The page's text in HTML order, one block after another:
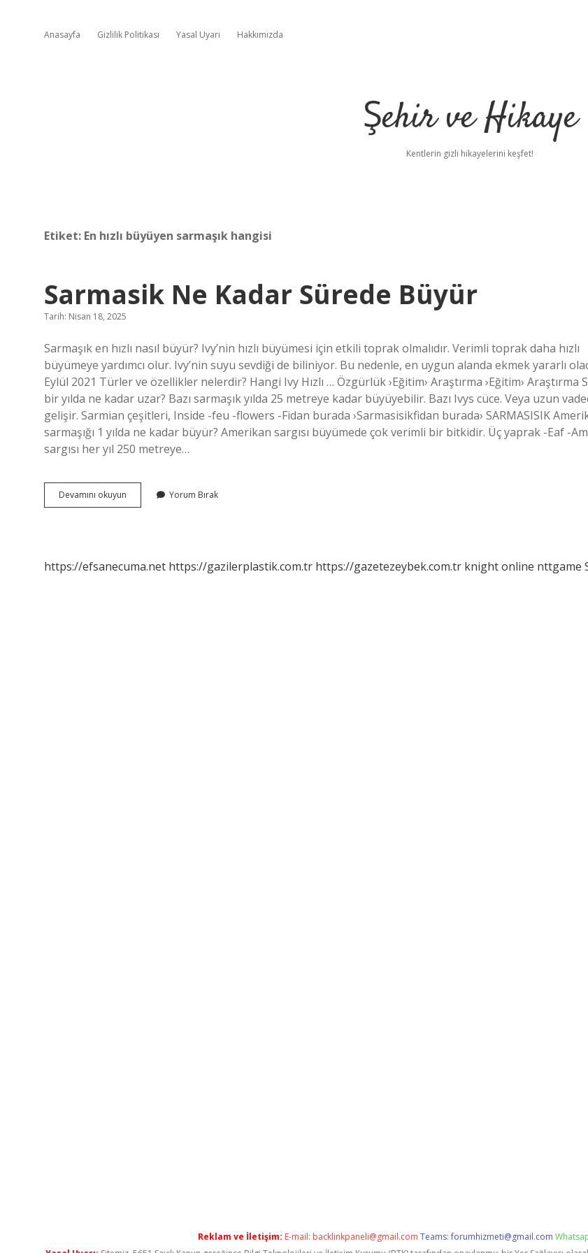
Anasayfa Gizlilik Politikası Yasal Uyarı Hakkımızda
Şehir ve Hikaye
Kentlerin gizli hikayelerini keşfet!
Etiket: En hızlı büyüyen sarmaşık hangisi
Sarmasik Ne Kadar Sürede Büyür
Tarih: Nisan 18, 2025
Sarmaşık en hızlı nasıl büyür? Ivy’nin hızlı büyümesi için etkili toprak olmalıdır. Verimli toprak daha hızlı
büyümeye yardımcı olur. Ivy’nin suyu sevdiği de biliniyor. Bu nedenle, en uygun alanda ekmek yararlı
Eylül 2021 Türler ve özellikler nelerdir? Hangi Ivy Hızlı … Özgürlük ›Eğitim› Araştırma ›Eğitim› Araştırma
bir yılda ne kadar uzar? Bazı sarmaşık yılda 25 metreye kadar büyüyebilir. Bazı Ivys cüce. Veya uzun
gelişir. Sarmian çeşitleri, Inside -feu -flowers -Fidan burada ›Sarmasisikfidan burada› SARMASISIK
sarmaşığı 1 yılda ne kadar büyür? Amerikan sargısı büyümede çok verimli bir bitkidir. Üç yaprak -Eaf -
sargısı her yıl 250 metreye…
Devamını okuyun Sarmasik
Ne
Yorum Bırak
https://efsanecuma.net https://gazilerplastik.com.tr https://gazetezeybek.com.tr knight online nttgame
Reklam ve İletişim: E-mail: backlinkpaneli@gmail.com Teams:forumhizmeti@gmail.com